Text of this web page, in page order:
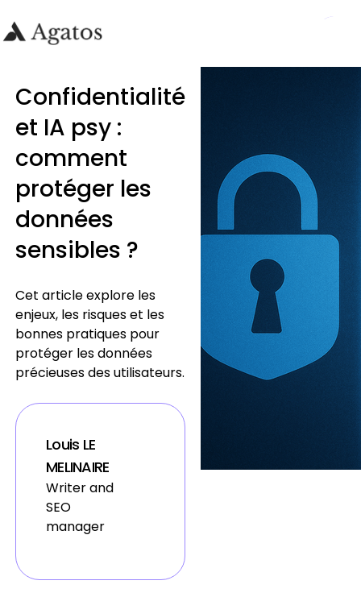
Confidentialité
et IA psy :
comment
protéger les
données
sensibles ?
Cet article explore les
enjeux, les risques et les
bonnes pratiques pour
protéger les données
précieuses des utilisateurs.
Louis LE
MELINAIRE
Writer and
SEO
manager